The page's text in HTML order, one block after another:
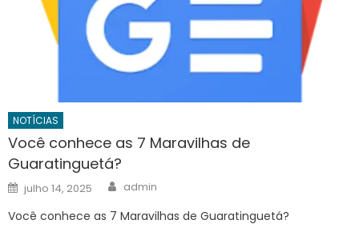
NOTÍCIAS
Você conhece as 7 Maravilhas de
Guaratinguetá?
Posted
on
julho 14, 2025 Author
admin
Você conhece as 7 Maravilhas de Guaratinguetá?